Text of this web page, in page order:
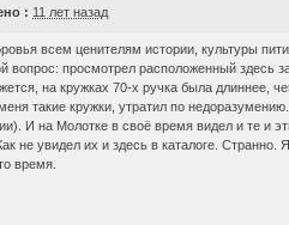
: 11 лет назад
всем ценителям истории, культуры
вопрос: просмотрел расположенный здесь
на кружках 70-х ручка была длиннее,
такие кружки, утратил по
И на Молотке в своё время видел и те и
не увидел их и здесь в каталоге.
время.